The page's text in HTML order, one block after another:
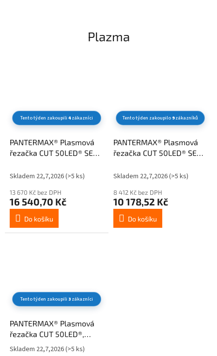
Plazma
Tento týden zakoupili 4zákazníci
PANTERMAX® Plasmová
řezačka CUT 50LED® SET2,
Skladem 22,7,2026(>5 ks)
13 670 Kč bez DPH
16 540,70 Kč
Do košíku
Tento týden zakoupilo 9zákazníků
PANTERMAX® Plasmová
řezačka CUT 50LED® SET1,
Skladem 22,7,2026(>5 ks)
8 412 Kč bez DPH
10 178,52 Kč
Do košíku
Tento týden zakoupili 3 zákazníci
PANTERMAX® Plasmová
řezačka CUT 50LED®,
hořák IPT40-6 m
Průměrné
Skladem 22,7,2026(>5 ks)